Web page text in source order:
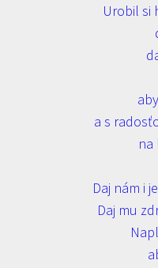
Urobil si
a s
na
Daj nám i
Daj mu